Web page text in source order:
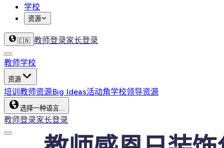
学校
资源
🇨🇳 教师登录家长登录
教师学校
资源
培训 教师资源Big Ideas活动角学校领导资源
选择一种语言...
教师登录家长登录